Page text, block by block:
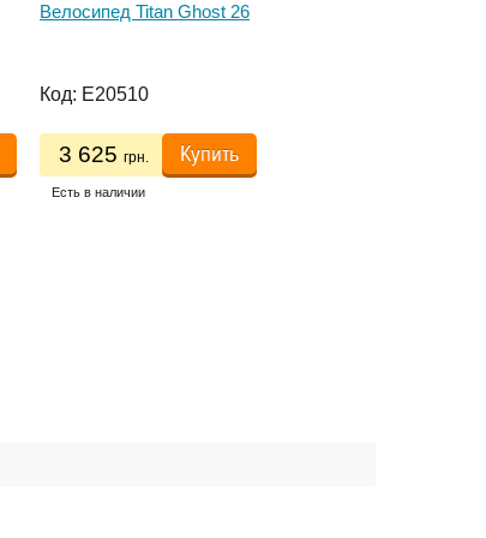
Велосипед Titan Ghost 26
Код: E20510
3 625 грн. Купить
Есть в наличии